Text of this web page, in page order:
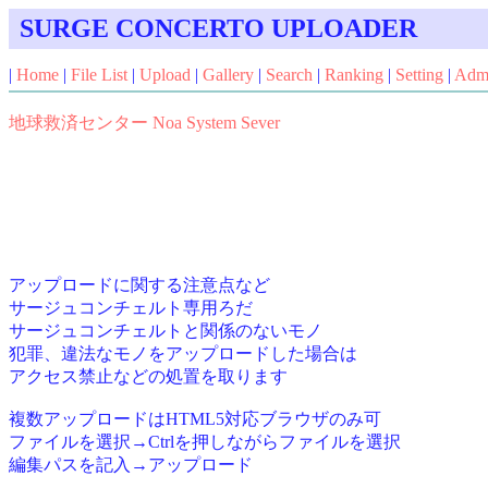
SURGE CONCERTO UPLOADER
| Home | File List | Upload | Gallery | Search | Ranking | Setting |
地球救済センター Noa System Sever
アップロードに関する注意点など
サージュコンチェルト専用ろだ
サージュコンチェルトと関係のないモノ
犯罪、違法なモノをアップロードした場合は
アクセス禁止などの処置を取ります
複数アップロードはHTML5対応ブラウザのみ可
ファイルを選択→Ctrlを押しながらファイルを選択
編集パスを記入→アップロード